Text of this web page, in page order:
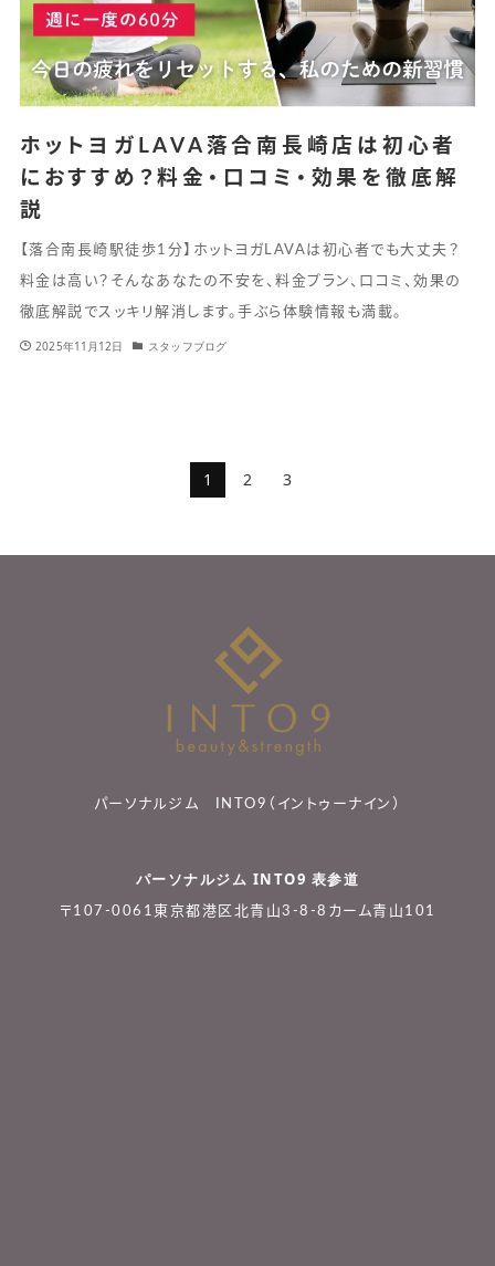
ホットヨガLAVA落合南長崎店は初心者
におすすめ？料金・口コミ・効果を徹底解
説
【落合南長崎駅徒歩1分】ホットヨガLAVAは初心者でも大丈夫？
料金は高い？そんなあなたの不安を、料金プラン、口コミ、効果の
徹底解説でスッキリ解消します。手ぶら体験情報も満載。
2025年11月12日 スタッフブログ
1 2 3
パーソナルジム INTO9（イントゥーナイン）
パーソナルジム INTO9 表参道
〒107-0061東京都港区北青山3-8-8カーム青山101